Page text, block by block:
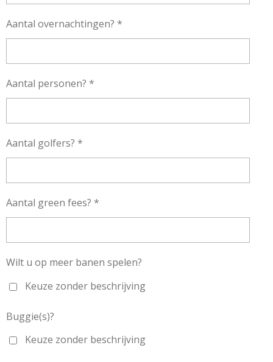
Aantal overnachtingen? *
Aantal personen? *
Aantal golfers? *
Aantal green fees? *
Wilt u op meer banen spelen?
Keuze zonder beschrijving
Buggie(s)?
Keuze zonder beschrijving